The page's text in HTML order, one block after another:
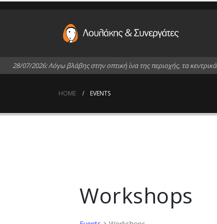
28/07/2026:Λόγω βλάβης στην οπτική ίνα της περιοχής, τα κεντρικά
HOME EVENTS
Workshops